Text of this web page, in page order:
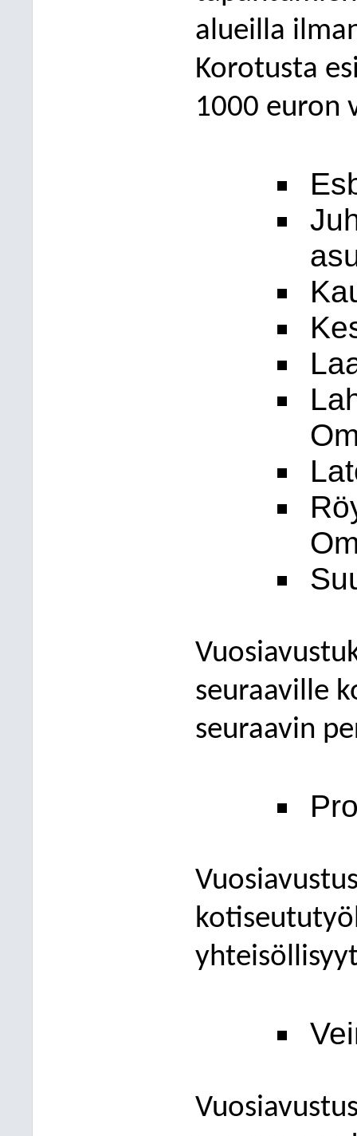
alueilla
Korotusta
1000 euron
La
seuraaville
seuraavin